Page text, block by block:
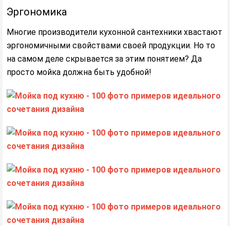
Эргономика
Многие производители кухонной сантехники хвастают
эргономичными свойствами своей продукции. Но то
на самом деле скрывается за этим понятием? Да
просто мойка должна быть удобной!